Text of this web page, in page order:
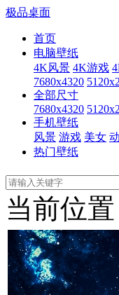
极品桌面
首页
电脑壁纸
4K风景 4K游戏
7680x4320
全部尺寸
7680x4320
手机壁纸
风景 游戏 美女
热门壁纸
当前位置